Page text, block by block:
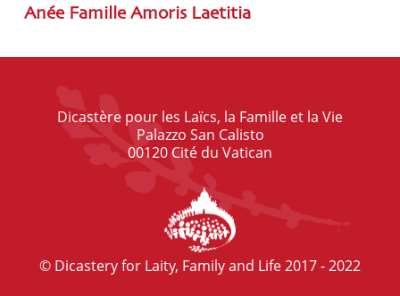
Anée Famille Amoris Laetitia
Dicastère pour les Laïcs, la Famille et la Vie
Palazzo San Calisto
00120 Cité du Vatican
© Dicastery for Laity, Family and Life 2017 - 2022